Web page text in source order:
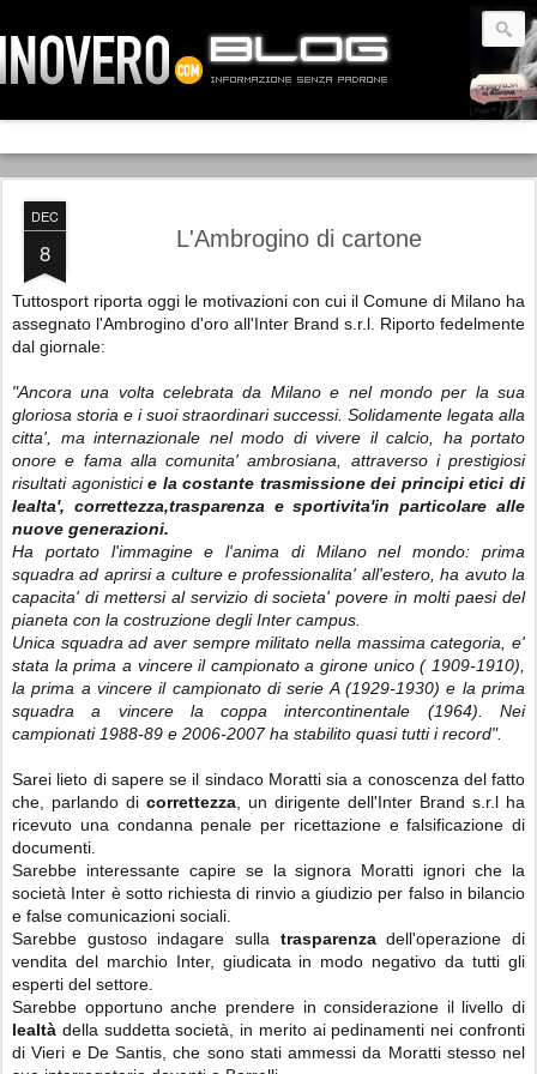
DEC
8 L'Ambrogino di cartone
Tuttosport riporta oggi le motivazioni con cui il Comune di Milano ha
assegnato l'Ambrogino d'oro all'Inter Brand s.r.l. Riporto fedelmente
dal giornale:
"Ancora una volta celebrata da Milano e nel mondo per la sua
gloriosa storia e i suoi straordinari successi. Solidamente legata alla
citta', ma internazionale nel modo di vivere il calcio, ha portato
onore e fama alla comunita' ambrosiana, attraverso i prestigiosi
risultati agonisticie la costante trasmissione dei principi etici di
lealta', correttezza,trasparenza e sportivita'in particolare alle
nuove generazioni.
Ha portato l'immagine e l'anima di Milano nel mondo: prima
squadra ad aprirsi a culture e professionalita' all'estero, ha avuto la
capacita' di mettersi al servizio di societa' povere in molti paesi del
pianeta con la costruzione degli Inter campus.
Unica squadra ad aver sempre militato nella massima categoria, e'
stata la prima a vincere il campionato a girone unico ( 1909-1910),
la prima a vincere il campionato di serie A (1929-1930) e la prima
squadra a vincere la coppa intercontinentale (1964). Nei
campionati 1988-89 e 2006-2007 ha stabilito quasi tutti i record".
Sarei lieto di sapere se il sindaco Moratti sia a conoscenza del fatto
che, parlando di correttezza , un dirigente dell'Inter Brand s.r.l ha
ricevuto una condanna penale per ricettazione e falsificazione di
documenti.
Sarebbe interessante capire se la signora Moratti ignori che la
società Inter è sotto richiesta di rinvio a giudizio per falso in bilancio
e false comunicazioni sociali.
Sarebbe gustoso indagare sulla trasparenzadell'operazione di
vendita del marchio Inter, giudicata in modo negativo da tutti gli
esperti del settore.
Sarebbe opportuno anche prendere in considerazione il livello di
lealtà della suddetta società, in merito ai pedinamenti nei confronti
di Vieri e De Santis, che sono stati ammessi da Moratti stesso nel